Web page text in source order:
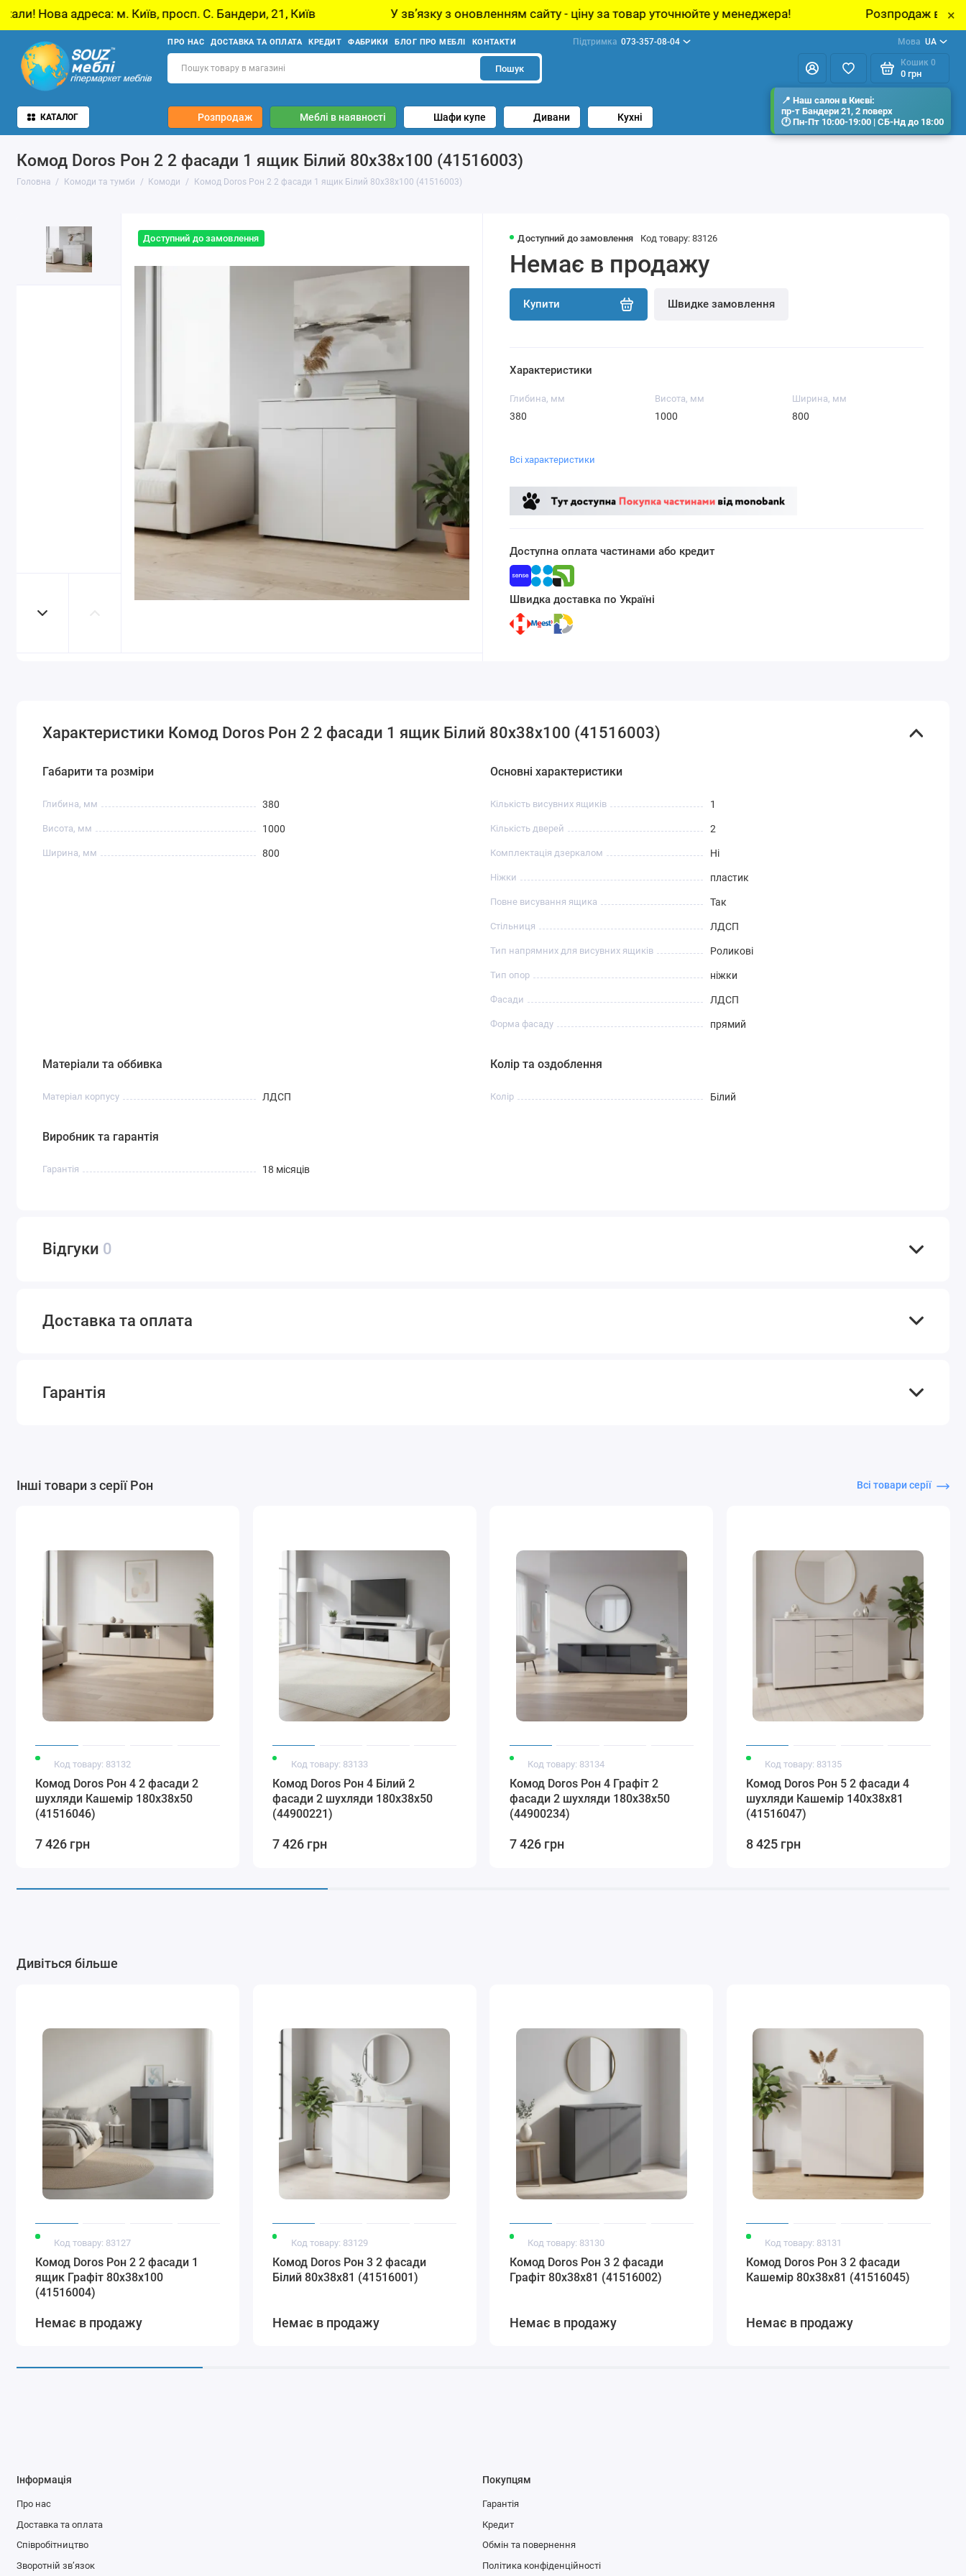
м. Київ, просп. С. Бандери, 21, Київ У звʼязку з оновленням сайту - ціну за товар уточнюйте у менеджера! Розпродаж виставкових зразків×
ПРО НАС ДОСТАВКА ТА ОПЛАТА КРЕДИТ ФАБРИКИ БЛОГ ПРО МЕБЛІ КОНТАКТИ Підтримка 073-357-08-04 Мова UA
Пошук
Кошик 0
0 грн
КАТАЛОГ Розпродаж Меблі в наявності Шафи купе Дивани Кухні
Комод Doros Рон 2 2 фасади 1 ящик Білий 80х38х100 (41516003)
Головна Комоди та тумби Комоди Комод Doros Рон 2 2 фасади 1 ящик Білий 80х38х100 (41516003)
Доступний до замовлення Доступний до замовлення Код товару: 83126
Немає в продажу
Купити Швидке замовлення
Характеристики
Глибина, мм
380
Висота, мм
1000
Ширина, мм
800
Всі характеристики
Доступна оплата частинами або кредит
Швидка доставка по Україні
Характеристики Комод Doros Рон 2 2 фасади 1 ящик Білий 80х38х100 (41516003)
Габарити та розміри
Глибина, мм 380
Висота, мм 1000
Ширина, мм 800
Основні характеристики
Кількість висувних ящиків 1
Кількість дверей 2
Комплектація дзеркалом Ні
Ніжки пластик
Повне висування ящика Так
Стільниця ЛДСП
Тип напрямних для висувних ящиків Роликові
Тип опор ніжки
Фасади ЛДСП
Форма фасаду прямий
Матеріали та оббивка
Матеріал корпусу ЛДСП
Колір та оздоблення
Колір Білий
Виробник та гарантія
Гарантія 18 місяців
Відгуки 0
Доставка та оплата
Гарантія
Інші товари з серії Рон Всі товари серії
Код товару: 83132
Комод Doros Рон 4 2 фасади 2
шухляди Кашемір 180х38х50
(41516046)
7 426 грн
Код товару: 83133
Комод Doros Рон 4 Білий 2
фасади 2 шухляди 180х38х50
(44900221)
7 426 грн
Код товару: 83134
Комод Doros Рон 4 Графіт 2
фасади 2 шухляди 180х38х50
(44900234)
7 426 грн
Код товару: 83135
Комод Doros Рон 5 2 фасади 4
шухляди Кашемір 140х38х81
(41516047)
8 425 грн
Дивіться більше
Код товару: 83127
Комод Doros Рон 2 2 фасади 1
ящик Графіт 80х38х100
(41516004)
Немає в продажу
Код товару: 83129
Комод Doros Рон 3 2 фасади
Білий 80х38х81 (41516001)
Немає в продажу
Код товару: 83130
Комод Doros Рон 3 2 фасади
Графіт 80х38х81 (41516002)
Немає в продажу
Код товару: 83131
Комод Doros Рон 3 2 фасади
Кашемір 80х38х81 (41516045)
Немає в продажу
Інформація
Про нас
Доставка та оплата
Співробітництво
Зворотній зв’язок
Покупцям
Гарантія
Кредит
Обмін та повернення
Політика конфіденційності